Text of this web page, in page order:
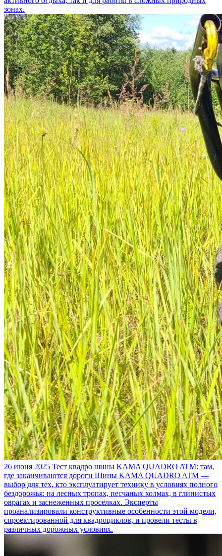
зонах.
26 июня 2025 Тест квадро шины KAMA QUADRO ATM: там,
где заканчиваются дороги Шины KAMA QUADRO ATM —
выбор для тех, кто эксплуатирует технику в условиях полного
бездорожья: на лесных тропах, песчаных холмах, в глинистых
оврагах и заснеженных просёлках. Эксперты
проанализировали конструктивные особенности этой модели,
спроектированной для квадроциклов, и провели тесты в
различных дорожных условиях.